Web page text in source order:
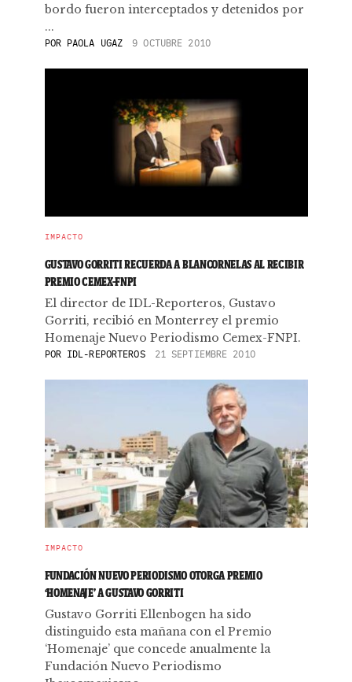
bordo fueron interceptados y detenidos por
...
PORPAOLA UGAZ 9 OCTUBRE 2010
IMPACTO
GUSTAVO GORRITI RECUERDA A BLANCORNELAS AL RECIBIR
PREMIO CEMEX-FNPI
El director de IDL-Reporteros, Gustavo
Gorriti, recibió en Monterrey el premio
Homenaje Nuevo Periodismo Cemex-FNPI.
POR IDL-REPORTEROS 21 SEPTIEMBRE 2010
IMPACTO
FUNDACIÓN NUEVO PERIODISMO OTORGA PREMIO
‘HOMENAJE’ A GUSTAVO GORRITI
Gustavo Gorriti Ellenbogen ha sido
distinguido esta mañana con el Premio
‘Homenaje’ que concede anualmente la
Fundación Nuevo Periodismo